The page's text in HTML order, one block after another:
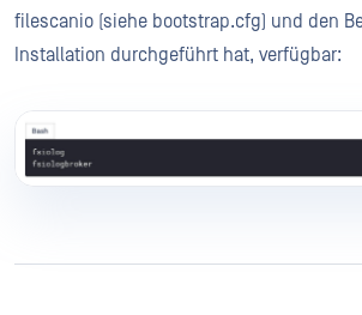
filescanio (siehe bootstrap.cfg) und den
Installation durchgeführt hat, verfügbar: